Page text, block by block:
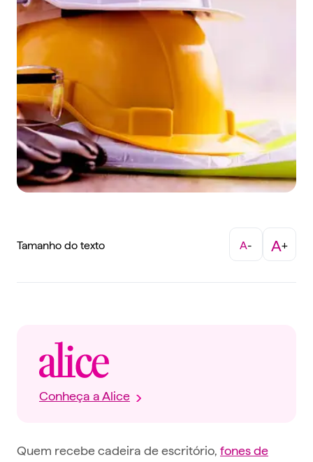
Tamanho do texto A- A+
Conheça a Alice
Quem recebe cadeira de escritório, fones de